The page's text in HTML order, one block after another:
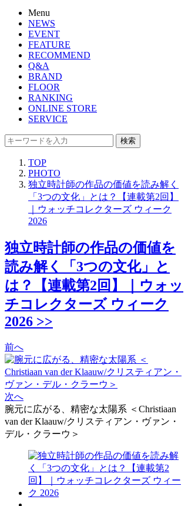
Menu
NEWS
EVENT
FEATURE
RECOMMEND
Q&A
BRAND
FLOOR
RANKING
ONLINE STORE
SERVICE
検索
TOP
PHOTO
独立時計師の作品の価値を読み解く
「3つの文化」とは？【連載第2回】
｜ウォッチコレクターズ ウィーク
2026
独立時計師の作品の価値を
読み解く「3つの文化」と
は？【連載第2回】｜ウォッ
チコレクターズ ウィーク
2026 >>
前へ
次へ
腕元に広がる、精密な太陽系 ＜Christiaan
van der Klaauw/クリスティアン・ヴァン・
デル・クラーウ＞